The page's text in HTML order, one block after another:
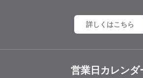
詳しくはこちら
営業日カレンダ